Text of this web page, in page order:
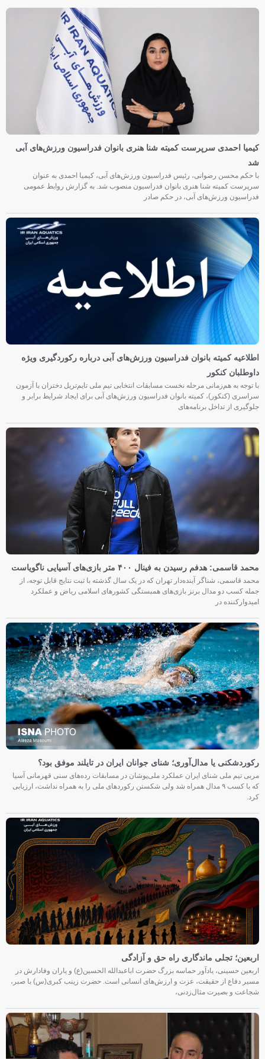
کیمیا احمدی سرپرست کمیته شنا هنری بانوان فدراسیون ورزش‌های آبی
شد
با حکم محسن رضوانی، رئیس فدراسیون ورزش‌های آبی، کیمیا احمدی به عنوان
سرپرست کمیته شنا هنری بانوان فدراسیون منصوب شد. به گزارش روابط عمومی
فدراسیون ورزش‌های آبی، در حکم صادر
اطلاعیه کمیته بانوان فدراسیون ورزش‌های آبی درباره رکوردگیری ویژه
داوطلبان کنکور
با توجه به هم‌زمانی مرحله نخست مسابقات انتخابی تیم ملی تایم‌تریل دختران با آزمون
سراسری (کنکور)، کمیته بانوان فدراسیون ورزش‌های آبی برای ایجاد شرایط برابر و
جلوگیری از تداخل برنامه‌های
محمد قاسمی: هدفم رسیدن به فینال ۴۰۰ متر بازی‌های آسیایی ناگویاست
محمد قاسمی، شناگر آینده‌دار تهران که در یک سال گذشته با ثبت نتایج قابل توجه، از
جمله کسب دو مدال برنز بازی‌های همبستگی کشورهای اسلامی ریاض و عملکرد
امیدوارکننده در
رکوردشکنی یا مدال‌آوری؛ شنای جوانان ایران در تایلند موفق بود؟
مربی تیم ملی شنای ایران عملکرد ملی‌پوشان در مسابقات رده‌های سنی قهرمانی آسیا
که با کسب ۹ مدال همراه شد ولی شکستن رکوردهای ملی را به همراه نداشت، ارزیابی
کرد.
اربعین؛ تجلی ماندگاری راه حق و آزادگی
اربعین حسینی، یادآور حماسه بزرگ حضرت اباعبدالله الحسین(ع) و یاران وفادارش در
مسیر دفاع از حقیقت، عزت و ارزش‌های انسانی است. حضرت زینب کبری(س) با صبر،
شجاعت و بصیرت مثال‌زدنی،